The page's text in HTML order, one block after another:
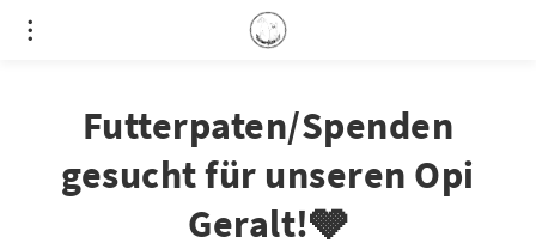
Futterpaten/Spenden
gesucht für unseren Opi
Geralt!🩶